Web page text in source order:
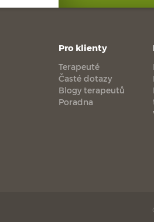
Pro klienty
Terapeuté
Časté dotazy
Blogy terapeutů
Poradna